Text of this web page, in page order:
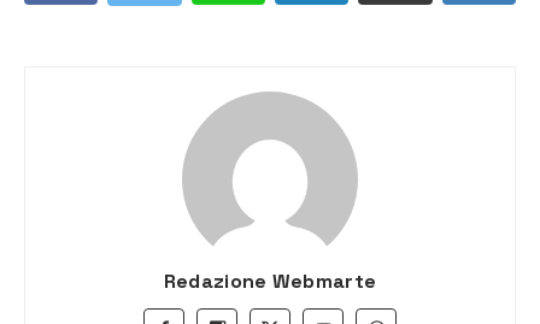
Redazione Webmarte